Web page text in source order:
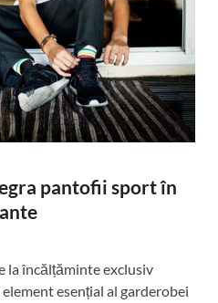
pantofii sport în
la încălțăminte exclusiv
esențial al garderobei